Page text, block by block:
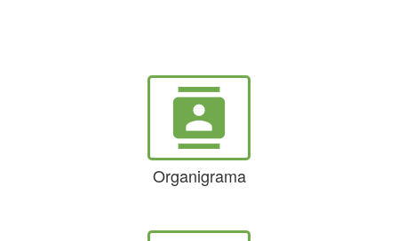
contacts
Organigrama